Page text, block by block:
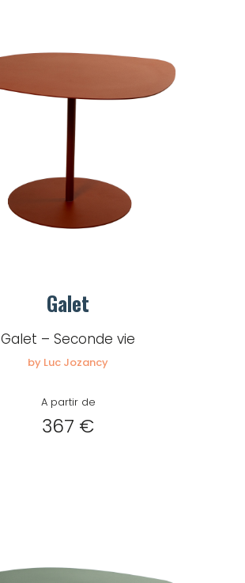
Galet
Galet – Seconde vie
by Luc Jozancy
A partir de
367 €